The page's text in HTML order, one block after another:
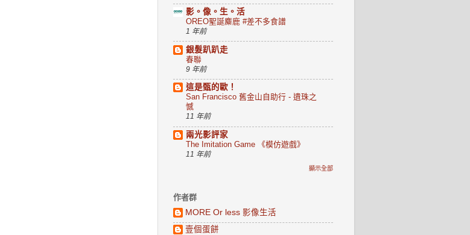
影。像。生。活
OREO聖誕麋鹿 #差不多食譜
1 年前
銀髮趴趴走
春聯
9 年前
這是甄的歐！
San Francisco 舊金山自助行 - 遺珠之
憾
11 年前
兩光影評家
The Imitation Game 《模仿遊戲》
11 年前
顯示全部
作者群
MORE Or less 影像生活
壹個蛋餅